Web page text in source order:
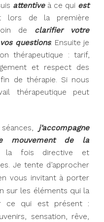
attentive à ce qui est
lors de la première
de clarifier votre
questions. Ensuite je
thérapeutique : tarif,
et respect des
de thérapie. Si nous
thérapeutique peut
j’accompagne
mouvement de la
fois directive et
Je tente d’approcher
vous invitant à porter
sur les éléments qui la
ce qui est présent :
sensation, rêve,